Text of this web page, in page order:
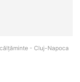
- Cluj-Napoca